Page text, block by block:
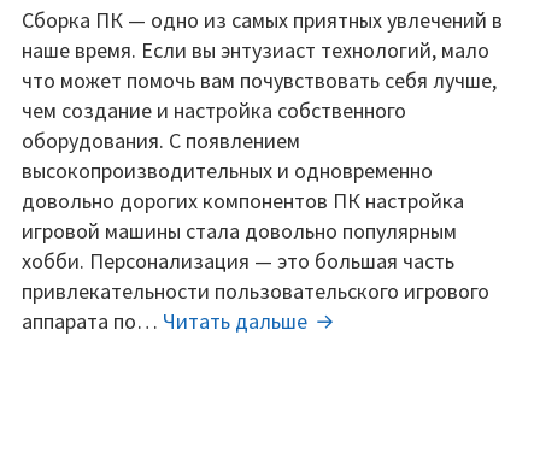
RGB
12В
и
aRGB
5В:
различия
и
сравнение
Сборка ПК — одно из самых приятных увлечений в
наше время. Если вы энтузиаст технологий, мало
что может помочь вам почувствовать себя лучше,
чем создание и настройка собственного
оборудования. С появлением
высокопроизводительных и одновременно
довольно дорогих компонентов ПК настройка
игровой машины стала довольно популярным
хобби. Персонализация — это большая часть
привлекательности пользовательского игрового
аппарата по… Читать дальше RGB